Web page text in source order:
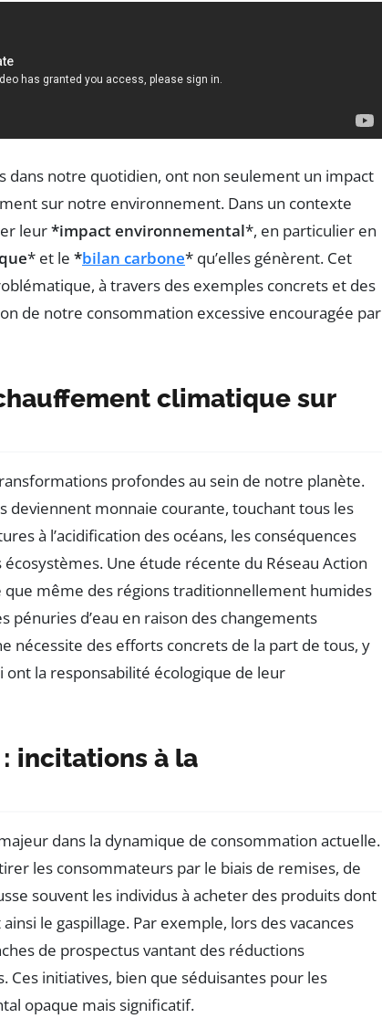
dans notre quotidien, ont non seulement un impact
sur notre environnement. Dans un contexte
leur*impact environnemental*, en particulier en
* et le *bilan carbone* qu’elles génèrent. Cet
à travers des exemples concrets et des
de notre consommation excessive encouragée par
climatique sur
profondes au sein de notre planète.
monnaie courante, touchant tous les
à l’acidification des océans, les conséquences
Une étude récente du Réseau Action
même des régions traditionnellement humides
d’eau en raison des changements
nécessite des efforts concrets de la part de tous, y
la responsabilité écologique de leur
incitations à la
dans la dynamique de consommation actuelle.
les consommateurs par le biais de remises, de
souvent les individus à acheter des produits dont
le gaspillage. Par exemple, lors des vacances
de prospectus vantant des réductions
initiatives, bien que séduisantes pour les
opaque mais significatif.